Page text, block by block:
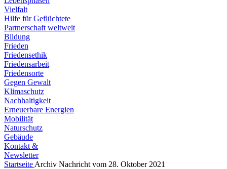
Vielfalt
Hilfe für Geflüchtete
Partnerschaft weltweit
Bildung
Frieden
Friedensethik
Friedensarbeit
Friedensorte
Gegen Gewalt
Klimaschutz
Nachhaltigkeit
Erneuerbare Energien
Mobilität
Naturschutz
Gebäude
Kontakt &
Newsletter
Startseite Archiv Nachricht vom 28. Oktober 2021